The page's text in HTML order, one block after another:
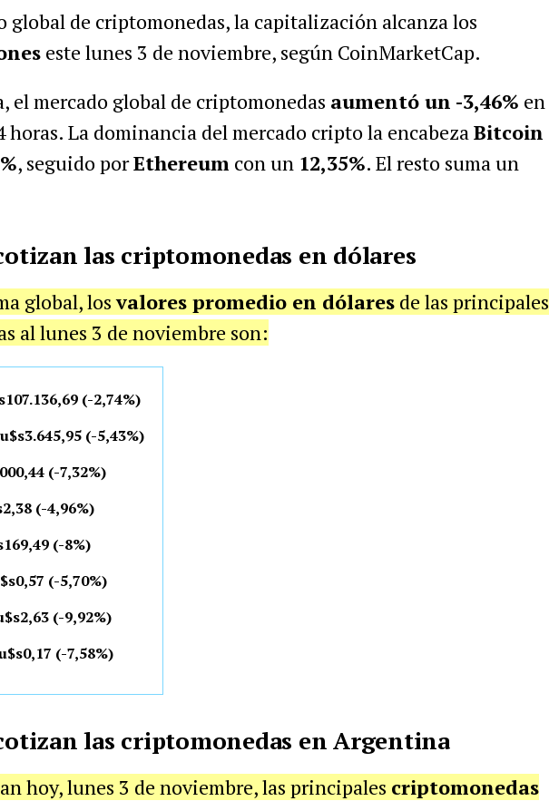
global de criptomonedas, la capitalización alcanza los
este lunes 3 de noviembre, según CoinMarketCap.
el mercado global de criptomonedas aumentó un -3,46% en
horas. La dominancia del mercado cripto la encabezaBitcoin
, seguido porEthereum con un 12,35%. El resto suma un
las criptomonedas en dólares
global, losvalores promedio en dólaresde las principales
al lunes 3 de noviembre son:
(-2,74%)
(-5,43%)
(-7,32%)
(-4,96%)
(-8%)
(-5,70%)
(-9,92%)
(-7,58%)
las criptomonedas en Argentina
hoy, lunes 3 de noviembre, las principales criptomonedas